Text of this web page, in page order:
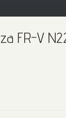
FR-V